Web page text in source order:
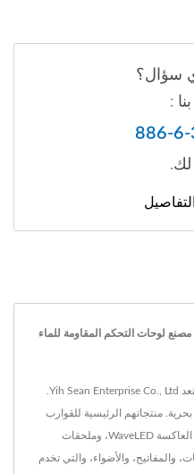
سؤال؟
:
886-
لوحات التحكم المقاومة للماء
منتجاتهم الرئيسية للقوارب
والسفن تشمل أضواء السقف والمصابيح العاكسة WaveLED، وملحقات
والمفاتيح، والأضواء، والتي تخدم